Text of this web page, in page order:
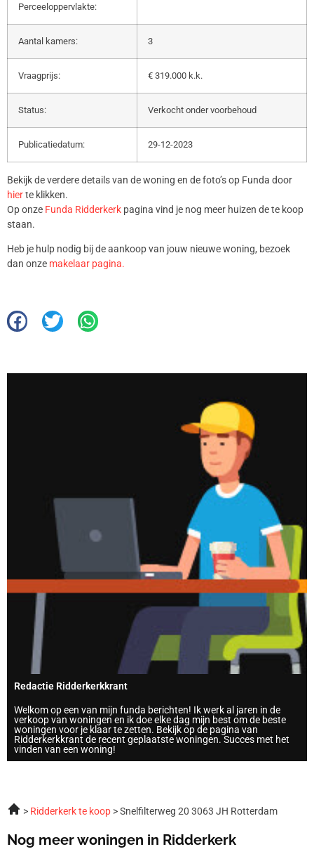
Perceeloppervlakte:
Aantal kamers: 3
Vraagprijs: € 319.000 k.k.
Status: Verkocht onder voorbehoud
Publicatiedatum: 29-12-2023
Bekijk de verdere details van de woning en de foto’s op Funda door
hierte klikken.
Op onze Funda Ridderkerk pagina vind je nog meer huizen de te koop
staan.
Heb je hulp nodig bij de aankoop van jouw nieuwe woning, bezoek
dan onze makelaar pagina.
Redactie Ridderkerkkrant
Welkom op een van mijn funda berichten! Ik werk al jaren in de
verkoop van woningen en ik doe elke dag mijn best om de beste
woningen voor je klaar te zetten. Bekijk op de pagina van
Ridderkerkkrant de recent geplaatste woningen. Succes met het
vinden van een woning!
Ridderkerk te koop Snelfilterweg 20 3063 JH Rotterdam
Nog meer woningen in Ridderkerk